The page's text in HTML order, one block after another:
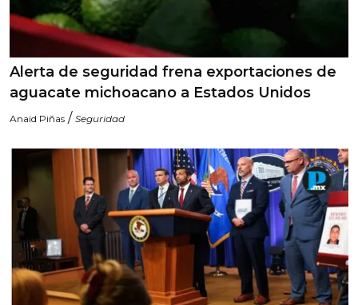
Alerta de seguridad frena exportaciones de
aguacate michoacano a Estados Unidos
Anaid Piñas / Seguridad